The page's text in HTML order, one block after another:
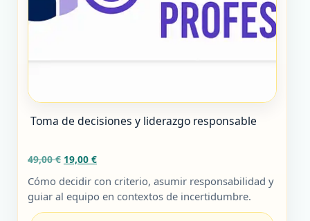
Toma de decisiones y liderazgo responsable
49,00€ El
original
era:
49,00 €.
19,00 €El
actual
es:
19,00 €.
Cómo decidir con criterio, asumir responsabilidad y
guiar al equipo en contextos de incertidumbre.